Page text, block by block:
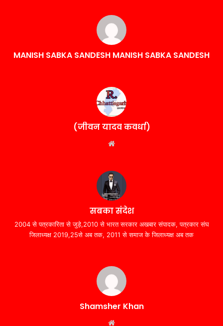
MANISH SABKA SANDESH MANISH SABKA SANDESH
(जीवन यादव कवर्धा)
सबका संदेश
2004 से पत्रकारिता से जुड़े,2010 से भारत सरकार अखबार संपादक, पत्रकार संघ
जिलाध्यक्ष 2019,25से अब तक, 2011 से समाज के जिलाध्यक्ष अब तक
Shamsher Khan